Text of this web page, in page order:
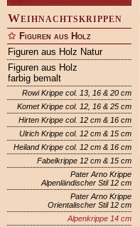
Weihnachtskrippen
Figuren aus Holz
Figuren aus Holz Natur
Figuren aus Holz
farbig bemalt
Rowi Krippe col. 13, 16 & 20 cm
Komet Krippe col. 12, 16 & 25 cm
Hirten Krippe col. 12 cm & 16 cm
Ulrich Krippe col. 12 cm & 15 cm
Heiland Krippe col. 12 cm & 16 cm
Fabelkrippe 12 cm & 15 cm
Pater Arno Krippe
Alpenländischer Stil 12 cm
Pater Arno Krippe
Orientalischer Stil 12 cm
Alpenkrippe 14 cm